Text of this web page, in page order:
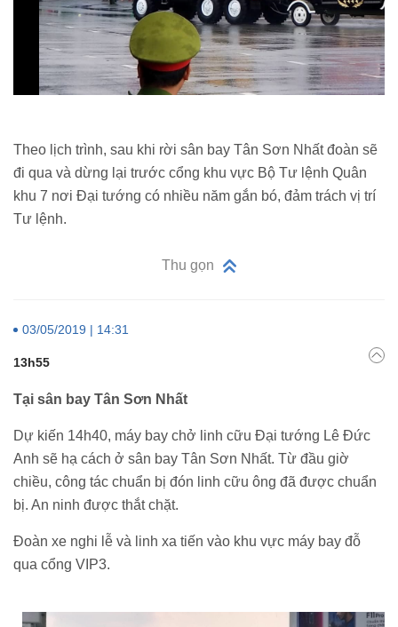
Theo lịch trình, sau khi rời sân bay Tân Sơn Nhất đoàn sẽ
đi qua và dừng lại trước cổng khu vực Bộ Tư lệnh Quân
khu 7 nơi Đại tướng có nhiều năm gắn bó, đảm trách vị trí
Tư lệnh.
Thu gọn
03/05/2019 | 14:31
13h55
Tại sân bay Tân Sơn Nhất
Dự kiến 14h40, máy bay chở linh cữu Đại tướng Lê Đức
Anh sẽ hạ cách ở sân bay Tân Sơn Nhất. Từ đầu giờ
chiều, công tác chuẩn bị đón linh cữu ông đã được chuẩn
bị. An ninh được thắt chặt.
Đoàn xe nghi lễ và linh xa tiến vào khu vực máy bay đỗ
qua cổng VIP3.